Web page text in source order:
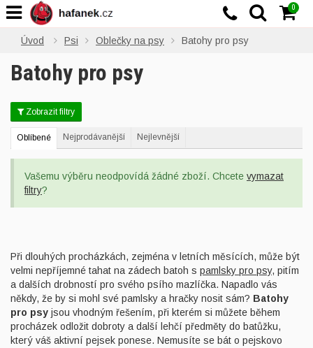
Úvod Psi Oblečky na psy Batohy pro psy
Batohy pro psy
Zobrazit filtry
Oblíbené Nejprodávanější Nejlevnější
Vašemu výběru neodpovídá žádné zboží. Chcete vymazat
filtry?
Při dlouhých procházkách, zejména v letních měsících, může být
velmi nepříjemné tahat na zádech batoh s pamlsky pro psy, pitím
a dalších drobností pro svého psího mazlíčka. Napadlo vás
někdy, že by si mohl své pamlsky a hračky nosit sám? Batohy
pro psy jsou vhodným řešením, při kterém si můžete během
procházek odložit dobroty a další lehčí předměty do batůžku,
který váš aktivní pejsek ponese. Nemusíte se bát o pejskovo
0